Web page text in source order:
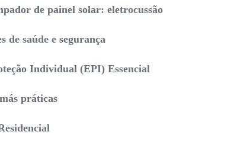
de painel solar: eletrocussão
de saúde e segurança
Individual (EPI) Essencial
práticas